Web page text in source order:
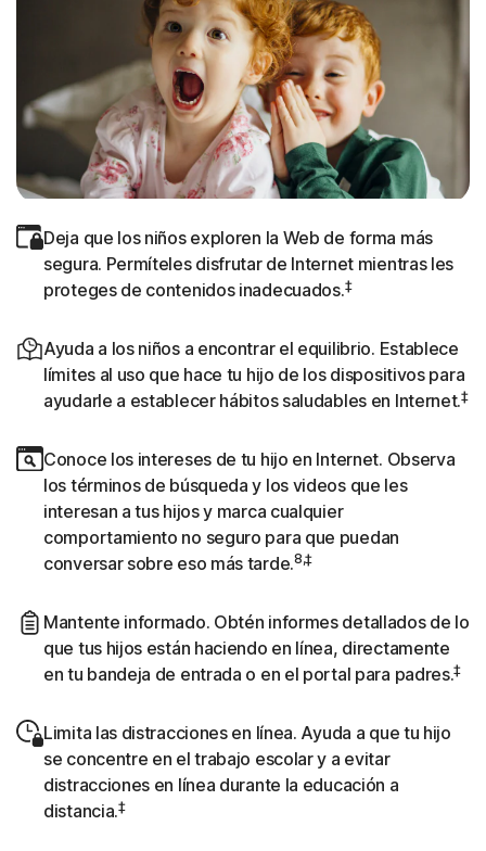
Deja que los niños exploren la Web de forma más
segura. Permíteles disfrutar de Internet mientras les
proteges de contenidos inadecuados.‡
Ayuda a los niños a encontrar el equilibrio. Establece
límites al uso que hace tu hijo de los dispositivos para
ayudarle a establecer hábitos saludables en Internet.‡
Conoce los intereses de tu hijo en Internet. Observa
los términos de búsqueda y los videos que les
interesan a tus hijos y marca cualquier
comportamiento no seguro para que puedan
conversar sobre eso más tarde.8,‡
Mantente informado. Obtén informes detallados de lo
que tus hijos están haciendo en línea, directamente
en tu bandeja de entrada o en el portal para padres.‡
Limita las distracciones en línea. Ayuda a que tu hijo
se concentre en el trabajo escolar y a evitar
distracciones en línea durante la educación a
distancia.‡